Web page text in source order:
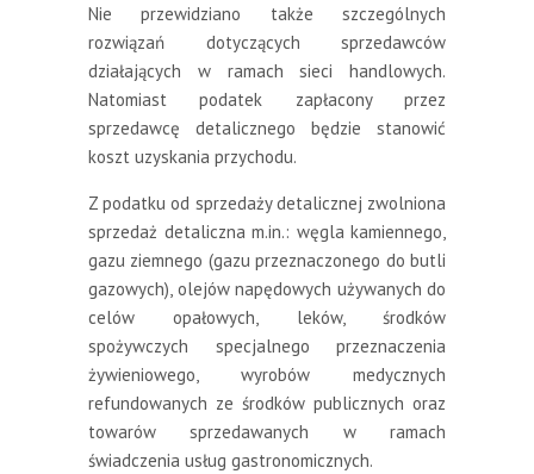
Nie przewidziano także szczególnych
rozwiązań dotyczących sprzedawców
działających w ramach sieci handlowych.
Natomiast podatek zapłacony przez
sprzedawcę detalicznego będzie stanowić
koszt uzyskania przychodu.
Z podatku od sprzedaży detalicznej zwolniona
sprzedaż detaliczna m.in.: węgla kamiennego,
gazu ziemnego (gazu przeznaczonego do butli
gazowych), olejów napędowych używanych do
celów opałowych, leków, środków
spożywczych specjalnego przeznaczenia
żywieniowego, wyrobów medycznych
refundowanych ze środków publicznych oraz
towarów sprzedawanych w ramach
świadczenia usług gastronomicznych.